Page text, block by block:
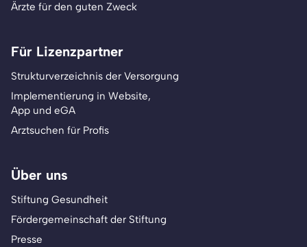
Ärzte für den guten Zweck
Für Lizenzpartner
Strukturverzeichnis der Versorgung
Implementierung in Website,
App und eGA
Arztsuchen für Profis
Über uns
Stiftung Gesundheit
Fördergemeinschaft der Stiftung
Presse